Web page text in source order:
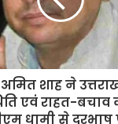
अमित शाह ने
एवं राहत-बचाव
धामी से दूरभाष